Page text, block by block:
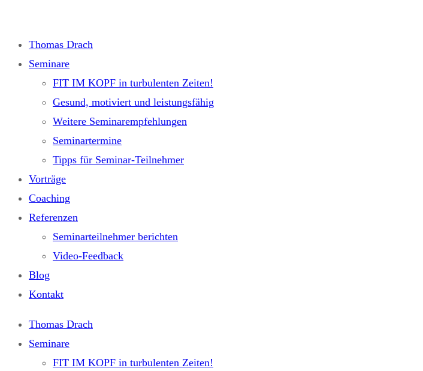
springen
Thomas Drach
Seminare
FIT IM KOPF in turbulenten Zeiten!
Gesund, motiviert und leistungsfähig
Weitere Seminarempfehlungen
Seminartermine
Tipps für Seminar-Teilnehmer
Vorträge
Coaching
Referenzen
Seminarteilnehmer berichten
Video-Feedback
Blog
Kontakt
Thomas Drach
Seminare
FIT IM KOPF in turbulenten Zeiten!